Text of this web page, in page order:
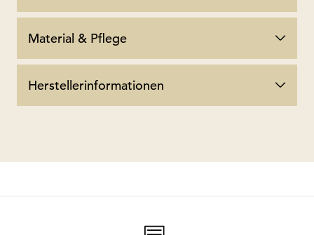
Material & Pflege
Herstellerinformationen